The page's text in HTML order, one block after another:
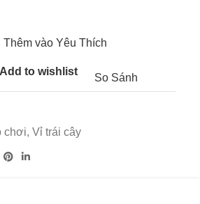
Thêm vào Yêu Thích
Add to wishlist
So Sánh
chơi, Vỉ trái cây